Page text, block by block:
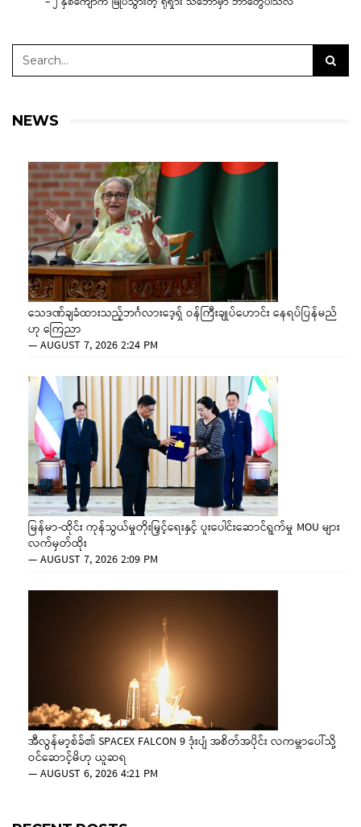
NEWS
သေဒဏ်ချခံထားသည့်ဘင်္ဂလားဒေ့ရှ် ဝန်ကြီးချုပ်ဟောင်း နေရပ်ပြန်မည်
ဟု ကြေညာ
—AUGUST 7, 2026 2:24 PM
မြန်မာ-ထိုင်း ကုန်သွယ်မှုတိုးမြှင့်ရေးနှင့် ပူးပေါင်းဆောင်ရွက်မှု MOU များ
လက်မှတ်ထိုး
—AUGUST 7, 2026 2:09 PM
အီလွန်မာ့စ်ခ်၏ SPACEX FALCON 9 ဒုံးပျံ အစိတ်အပိုင်း လကမ္ဘာပေါ်သို့
ဝင်ဆောင့်မိဟု ယူဆရ
—AUGUST 6, 2026 4:21 PM